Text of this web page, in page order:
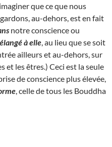
que ce que nous
au-dehors, est en fait
notre conscience ou
à elle , au lieu que se soit
ailleurs et au-dehors, sur
et les êtres.) Ceci est la seule
de conscience plus élevée,
, celle de tous les Bouddha